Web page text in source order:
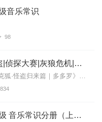
音乐常识
98
神探迈克狐· 千面怪盗|侦探大赛|灰狼危机|多多罗
新专辑点击收听《神探迈克狐·怪盗归来篇｜多多罗》！！！>>>点击进入主播橱窗购买《神探迈克狐》系列图书吧!<<<多多罗故事【点击前往】收听多多罗其他好玩有趣的故...
834
中央音乐学院音基初级 音乐常识分册（上册）